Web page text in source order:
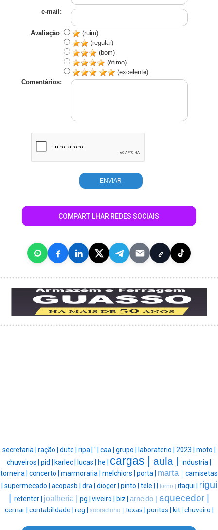
e-mail:
Avaliação:
(ruim)
(regular)
(bom)
(ótimo)
(excelente)
Comentários:
COMPARTILHAR REDES SOCIAIS
secretaria | ração | duto | ripa | ' | caa | grupo | laboratorio | 2023 | moto |
chuveiros | pid | karlec | lucas | he | cargas | aula | industria |
torneira | concerto | marmoraria | melchiors | porta | marta | camisetas
supermecado | acopasb | dra | dioger | pinto | tele | torno | itaqui | rigui
retentor | joalheria | pg | viveiro | biz | arneldo | aquecedor |
cemar | contabilidade | reg | sobradinho | texas | pontos | kit | chuveiro |